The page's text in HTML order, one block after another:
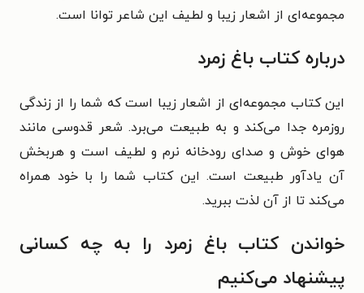
مجموعه‌ای از اشعار زیبا و لطیف این شاعر توانا است.
درباره کتاب باغ زمرد
این کتاب مجموعه‌ای از اشعار زیبا است که شما را از زندگی
روزمره جدا می‌کند و به طبیعت می‌برد. شعر قدوسی مانند
هوای خوش و صدای رودخانه نرم و لطیف است و هربخش
آن یادآور طبیعت است. این کتاب شما را با خود همراه
می‌کند تا از آن لذت ببرید.
خواندن کتاب باغ زمرد را به چه کسانی
پیشنهاد می‌کنیم